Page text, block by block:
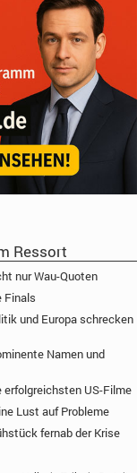
Ressort
nur Wau-Quoten
Finals
und Europa schrecken
Namen und
erfolgreichsten US-Filme
Lust auf Probleme
fernab der Krise